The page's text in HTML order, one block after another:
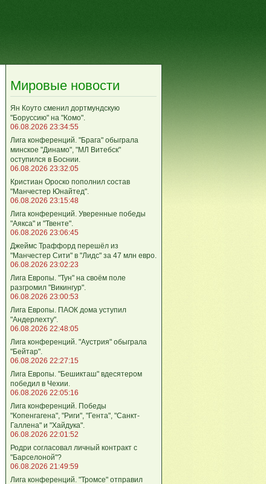
Мировые новости
Ян Коуто сменил дортмундскую
"Боруссию" на "Комо".
06.08.2026 23:34:55
Лига кoнференций. "Брага" обыграла
минское "Динамо", "МЛ Витебск"
оступился в Боснии.
06.08.2026 23:32:05
Кристиан Ороско пополнил состав
"Манчестер Юнайтед".
06.08.2026 23:15:48
Лига кoнференций. Уверенные победы
"Аякса" и "Твенте".
06.08.2026 23:06:45
Джеймс Траффорд перешёл из
"Манчестер Сити" в "Лидс" за 47 млн евро.
06.08.2026 23:02:23
Лига Европы. "Тун" на своём поле
разгромил "Викингур".
06.08.2026 23:00:53
Лига Европы. ПАОК дома уступил
"Андерлехту".
06.08.2026 22:48:05
Лига конференций. "Аустрия" обыграла
"Бейтар".
06.08.2026 22:27:15
Лига Европы. "Бешикташ" вдесятером
победил в Чехии.
06.08.2026 22:05:16
Лига конференций. Победы
"Копенгагена", "Риги", "Гента", "Санкт-
Галлена" и "Хайдука".
06.08.2026 22:01:52
Родри согласовал личный контракт с
"Барселоной"?
06.08.2026 21:49:59
Лига конференций. "Тромсе" отправил